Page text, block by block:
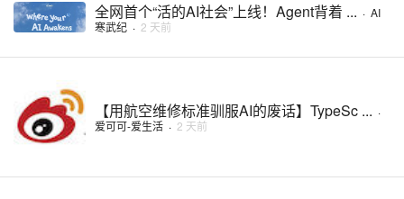
全网首个“活的AI社会”上线！Agent背着 ... · AI
寒武纪 · 2 天前
【用航空维修标准驯服AI的废话】TypeSc ... ·
爱可可-爱生活 · 2 天前